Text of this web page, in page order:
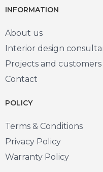
INFORMATION
About us
Interior design
Projects and customers
Contact
POLICY
Terms & Conditions
Privacy Policy
Warranty Policy